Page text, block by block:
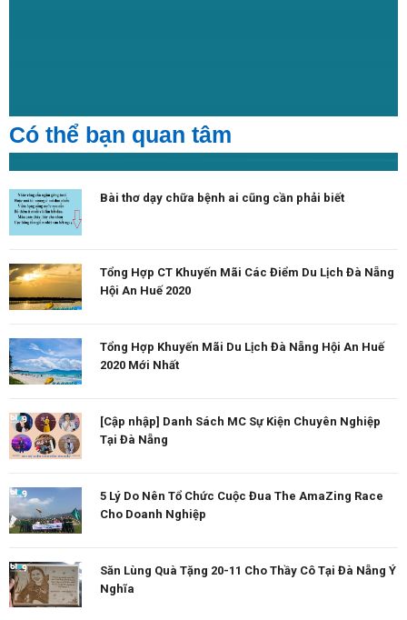
Có thể bạn quan tâm
Bài thơ dạy chữa bệnh ai cũng cần phải biết
Tổng Hợp CT Khuyến Mãi Các Điểm Du Lịch Đà Nẵng
Hội An Huế 2020
Tổng Hợp Khuyến Mãi Du Lịch Đà Nẵng Hội An Huế
2020 Mới Nhất
[Cập nhập] Danh Sách MC Sự Kiện Chuyên Nghiệp
Tại Đà Nẵng
5 Lý Do Nên Tổ Chức Cuộc Đua The AmaZing Race
Cho Doanh Nghiệp
Săn Lùng Quà Tặng 20-11 Cho Thầy Cô Tại Đà Nẵng Ý
Nghĩa